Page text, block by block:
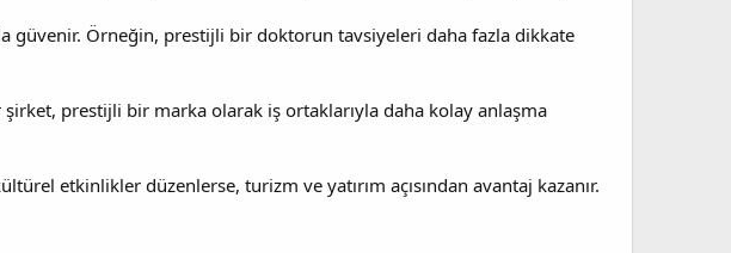
güvenir. Örneğin, prestijli bir doktorun tavsiyeleri daha fazla dikkate
prestijli bir marka olarak iş ortaklarıyla daha kolay anlaşma
etkinlikler düzenlerse, turizm ve yatırım açısından avantaj kazanır.